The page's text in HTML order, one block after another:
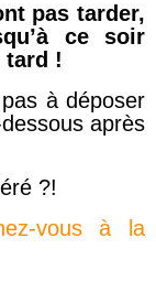
pas tarder,
ce soir
tard !
à déposer
après
?!
vous à la